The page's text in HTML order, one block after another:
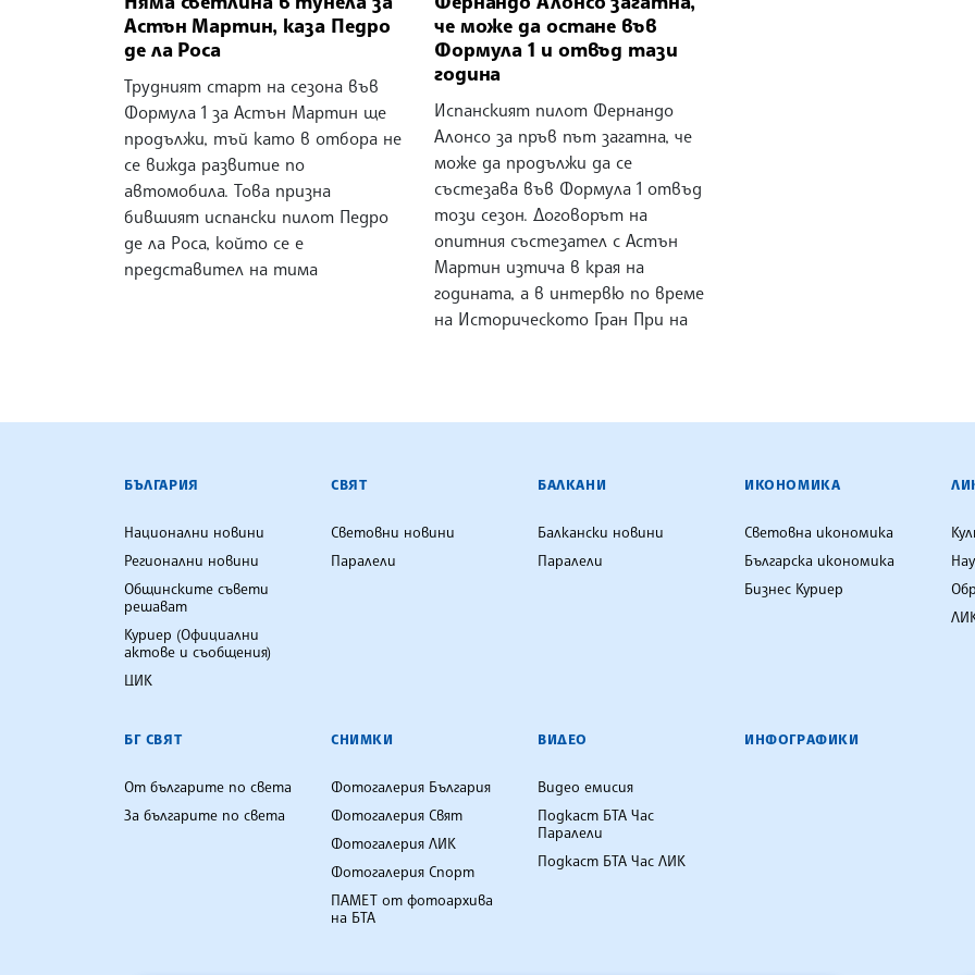
Астън Мартин, каза Педро
де ла Роса
Трудният старт на сезона във
Формула 1 за Астън Мартин ще
продължи, тъй като в отбора не
се вижда развитие по
автомобила. Това призна
бившият испански пилот Педро
де ла Роса, който се е
представител на тима
че може да остане във
Формула 1 и отвъд тази
година
Испанският пилот Фернандо
Алонсо за пръв път загатна, че
може да продължи да се
състезава във Формула 1 отвъд
този сезон. Договорът на
опитния състезател с Астън
Мартин изтича в края на
годината, а в интервю по време
на Историческото Гран При на
БЪЛГАРСКА ТЕЛЕГРАФНА АГЕНЦИЯ
БЪЛГАРИЯ
Национални новини
Регионални новини
Общинските съвети
решават
Куриер (Официални
актове и съобщения)
ЦИК
СВЯТ
Световни новини
Паралели
БАЛКАНИ
Балкански новини
Паралели
ИКОНОМИКА
Световна икономика
Българска икономика
Бизнес Куриер
БГ СВЯТ
От българите по света
За българите по света
СНИМКИ
Фотогалерия България
Фотогалерия Свят
Фотогалерия ЛИК
Фотогалерия Спорт
ПАМЕТ от фотоархива
на БТА
ВИДЕО
Видео емисия
Подкаст БТА Час
Паралели
Подкаст БТА Час ЛИК
ИНФОГРАФИКИ